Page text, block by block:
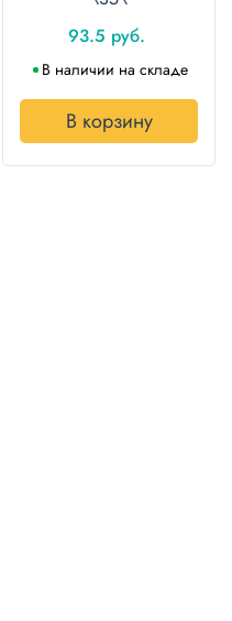
93.5 руб.
В наличии на складе
В корзину